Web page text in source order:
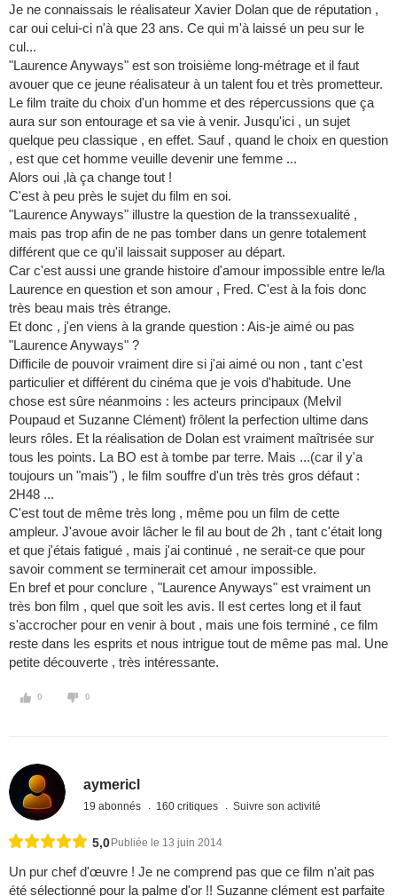
Je ne connaissais le réalisateur Xavier Dolan que de réputation ,
car oui celui-ci n'à que 23 ans. Ce qui m'à laissé un peu sur le
cul...
"Laurence Anyways" est son troisième long-métrage et il faut
avouer que ce jeune réalisateur à un talent fou et très prometteur.
Le film traite du choix d'un homme et des répercussions que ça
aura sur son entourage et sa vie à venir. Jusqu'ici , un sujet
quelque peu classique , en effet. Sauf , quand le choix en question
, est que cet homme veuille devenir une femme ...
Alors oui ,là ça change tout !
C'est à peu près le sujet du film en soi.
"Laurence Anyways" illustre la question de la transsexualité ,
mais pas trop afin de ne pas tomber dans un genre totalement
différent que ce qu'il laissait supposer au départ.
Car c'est aussi une grande histoire d'amour impossible entre le/la
Laurence en question et son amour , Fred. C'est à la fois donc
très beau mais très étrange.
Et donc , j'en viens à la grande question : Ais-je aimé ou pas
"Laurence Anyways" ?
Difficile de pouvoir vraiment dire si j'ai aimé ou non , tant c'est
particulier et différent du cinéma que je vois d'habitude. Une
chose est sûre néanmoins : les acteurs principaux (Melvil
Poupaud et Suzanne Clément) frôlent la perfection ultime dans
leurs rôles. Et la réalisation de Dolan est vraiment maîtrisée sur
tous les points. La BO est à tombe par terre. Mais ...(car il y'a
toujours un "mais") , le film souffre d'un très très gros défaut :
2H48 ...
C'est tout de même très long , même pou un film de cette
ampleur. J'avoue avoir lâcher le fil au bout de 2h , tant c'était long
et que j'étais fatigué , mais j'ai continué , ne serait-ce que pour
savoir comment se terminerait cet amour impossible.
En bref et pour conclure , "Laurence Anyways" est vraiment un
très bon film , quel que soit les avis. Il est certes long et il faut
s'accrocher pour en venir à bout , mais une fois terminé , ce film
reste dans les esprits et nous intrigue tout de même pas mal. Une
petite découverte , très intéressante.
0 0
aymericl
19 abonnés 160 critiques Suivre son activité
5,0 Publiée le 13 juin 2014
Un pur chef d'œuvre ! Je ne comprend pas que ce film n'ait pas
été sélectionné pour la palme d'or !! Suzanne clément est parfaite